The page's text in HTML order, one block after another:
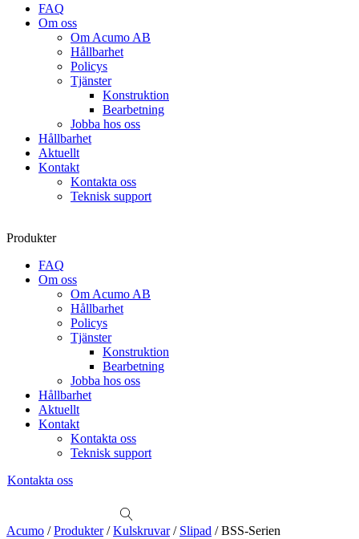
FAQ
Om oss
Om Acumo AB
Hållbarhet
Policys
Tjänster
Konstruktion
Bearbetning
Jobba hos oss
Hållbarhet
Aktuellt
Kontakt
Kontakta oss
Teknisk support
Produkter
FAQ
Om oss
Om Acumo AB
Hållbarhet
Policys
Tjänster
Konstruktion
Bearbetning
Jobba hos oss
Hållbarhet
Aktuellt
Kontakt
Kontakta oss
Teknisk support
Kontakta oss
Se alla kategorier Se alla produkter
Se alla leverantörer
Acumo /Produkter/Kulskruvar/ Slipad /BSS-Serien